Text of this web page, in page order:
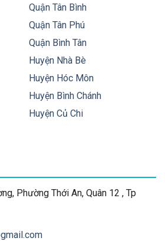
Quận Tân Bình
Quận Tân Phú
Quận Bình Tân
Huyện Nhà Bè
Huyện Hóc Môn
Huyện Bình Chánh
Huyện Củ Chi
Phường Thới An, Quân 12 , Tp